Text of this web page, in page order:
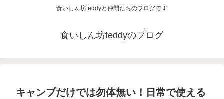
食いしん坊teddyと仲間たちのブログです
食いしん坊teddyのブログ
キャンプだけでは勿体無い！日常で使える